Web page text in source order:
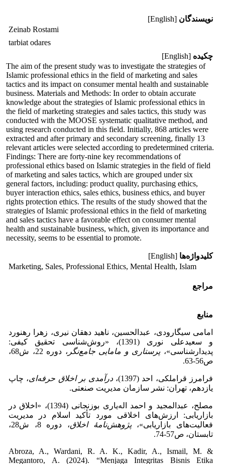
نویسندگان [English]
Zeinab Rostami
tarbiat odares
چکیده [English]
The aim of the present study was to investigate the strategies of
Islamic professional ethics in the field of marketing and sales
tactics and its impact on consumer mental health and sustainable
business. Materials and Methods: In order to obtain accurate
knowledge about the strategies of Islamic professional ethics in
the field of marketing strategies and sales tactics, this study was
conducted with the MOOSE systematic qualitative method, and
using research conducted in this field. Initially, 868 articles were
extracted and after primary and secondary screening, finally 13
relevant articles were selected according to predetermined criteria.
Findings: There are forty-nine key recommendations of
professional ethics based on Islamic strategies in the field of field
of marketing and sales tactics, which are grouped under six
general factors, including: product quality, purchasing ethics,
buyer interaction ethics, sales ethics, business ethics, and buyer
rights protection ethics. The results of the study showed that the
strategies of Islamic professional ethics in the field of marketing
and sales tactics have a favorable effect on consumer mental
health and sustainable business, which, given its importance and
necessity, seems to be essential to promote.
کلیدواژه‌ها [English]
Marketing, Sales, Professional Ethics, Mental Health, Islam
مراجع
منابع
امامی سیگارودی، عبدالحسین، ناهید دهقان نیری، زهرا رهنورد
و سعیدعلی نوری (1391)، «روش‌شناسی تحقیق کیفی:
پدیدارشناسی»،پرستاری و مامایی جامع‌نگر
، دوره 22، ش68،
ص56-63.
فرامرز قراملکی، احد (1397)، درآمدی بر اخلاق حرفهای، چاپ
یازدهم، تهران: نشر سازمان مدیریت صنعتی.
مصلح، ‌عبدالمجید و احمد اله‌یاری ‌بوزنجانی (1394)، «اخلاق در
بازاریابی: ارزش‌های اخلاقی مورد تأکید اسلام در مدیریت
فعالیت‌های بازاریابی»،پژوهشنامۀ اخلاق
، دوره 8، ش28،
تابستان، ص57-74.
Abroza, A., Wardani, R. A. K., Kadir, A., Ismail, M. &
Megantoro, A. (2024). “Menjaga Integritas Bisnis Etika